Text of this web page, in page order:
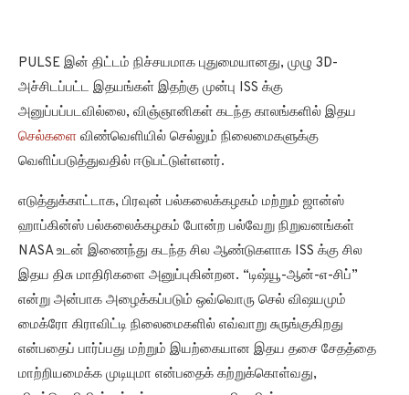
ஹாப்கின்ஸ் பல்கலைக்கழகம் போன்ற பல்வேறு நிறுவனங்கள்
NASA உடன் இணைந்து கடந்த சில ஆண்டுகளாக ISS க்கு சில
இதய திசு மாதிரிகளை அனுப்புகின்றன. “டிஷ்யூ-ஆன்-எ-சிப்”
என்று அன்பாக அழைக்கப்படும் ஒவ்வொரு செல் விஷயமும்
மைக்ரோ கிராவிட்டி நிலைமைகளில் எவ்வாறு சுருங்குகிறது
என்பதைப் பார்ப்பது மற்றும் இயற்கையான இதய தசை சேதத்தை
மாற்றியமைக்க முடியுமா என்பதைக் கற்றுக்கொள்வது,
விண்வெளியின் சுற்றுச்சூழலானது மனிதனின் வயதான
விளைவுகளை பிரதிபலிக்கிறது.
உண்மையில், ISS இல் உடல் ரீதியாக நிலைநிறுத்தப்பட்டுள்ள
விண்வெளி வீரர்கள், கனடிய விண்வெளி ஏஜென்சியின் வாஸ்குலர்
எக்கோ போன்ற செயலில் உள்ள அறிவியல் இதய ஆய்வுகளுக்காக
தங்கள் இருதய ஆரோக்கியத்தை தொடர்ந்து